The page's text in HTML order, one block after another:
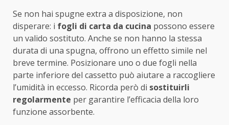
Se non hai spugne extra a disposizione, non
disperare: i fogli di carta da cucina possono essere
un valido sostituto. Anche se non hanno la stessa
durata di una spugna, offrono un effetto simile nel
breve termine. Posizionare uno o due fogli nella
parte inferiore del cassetto può aiutare a raccogliere
l’umidità in eccesso. Ricorda però di sostituirli
regolarmente per garantire l’efficacia della loro
funzione assorbente.